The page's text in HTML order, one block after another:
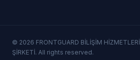
© 2026 FRONTGUARD BİLİŞİM
ŞİRKETİ. All rights reserved.